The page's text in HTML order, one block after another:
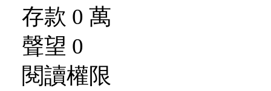
存款 0 萬
聲望 0
閱讀權限